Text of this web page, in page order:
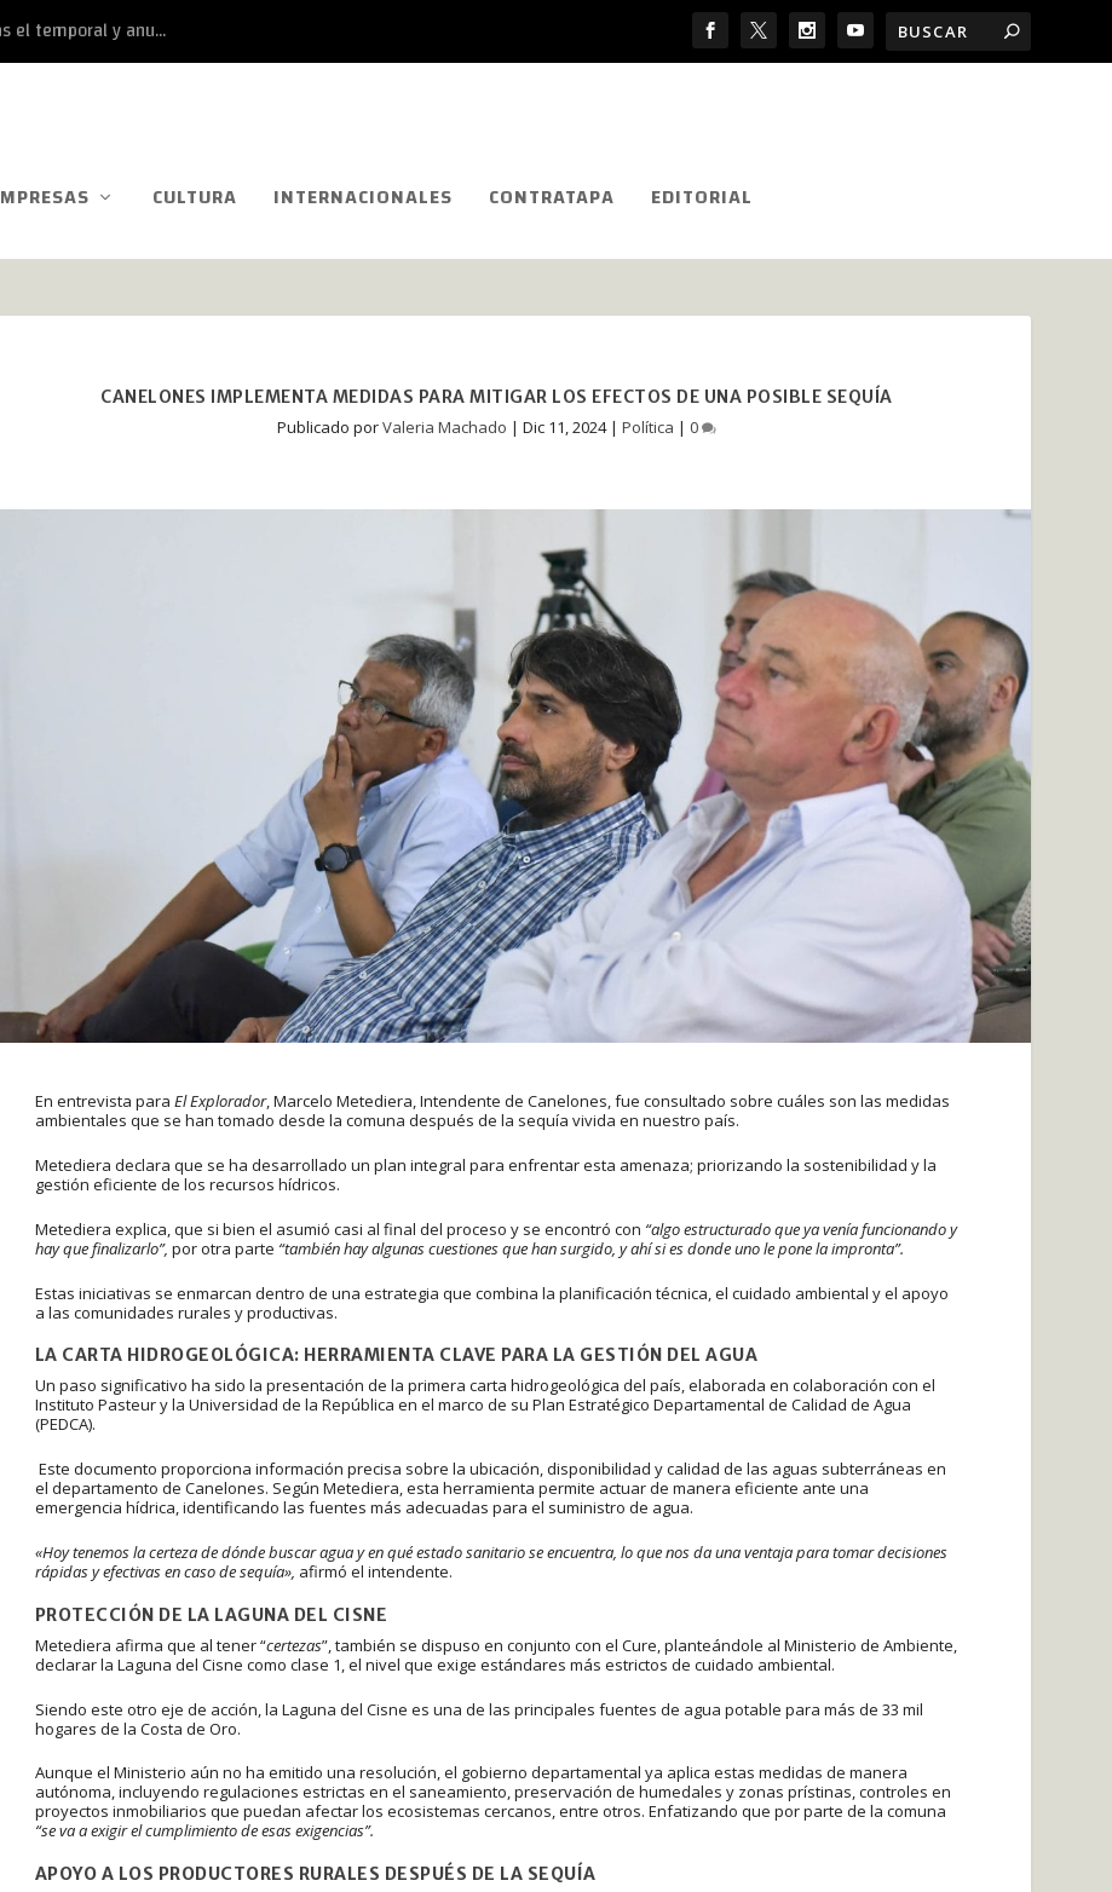
el temporal y anu...
CULTURA INTERNACIONALES CONTRATAPA EDITORIAL
CANELONES IMPLEMENTA MEDIDAS PARA MITIGAR LOS EFECTOS DE UNA POSIBLE SEQUÍA
Publicado porValeria Machado | Dic 11, 2024| Política | 0
En entrevista para El Explorador, Marcelo Metediera, Intendente de Canelones, fue consultado sobre cuáles son las medidas
ambientales que se han tomado desde la comuna después de la sequía vivida en nuestro país.
Metediera declara que se ha desarrollado un plan integral para enfrentar esta amenaza; priorizando la sostenibilidad y la
gestión eficiente de los recursos hídricos.
Metediera explica, que si bien el asumió casi al final del proceso y se encontró con “algo estructurado que ya venía funcionando y
hay que finalizarlo”, por otra parte “también hay algunas cuestiones que han surgido, y ahí si es donde uno le pone la impronta”.
Estas iniciativas se enmarcan dentro de una estrategia que combina la planificación técnica, el cuidado ambiental y el apoyo
a las comunidades rurales y productivas.
LA CARTA HIDROGEOLÓGICA: HERRAMIENTA CLAVE PARA LA GESTIÓN DEL AGUA
Un paso significativo ha sido la presentación de la primera carta hidrogeológica del país, elaborada en colaboración con el
Instituto Pasteur y la Universidad de la República en el marco de su Plan Estratégico Departamental de Calidad de Agua
(PEDCA).
Este documento proporciona información precisa sobre la ubicación, disponibilidad y calidad de las aguas subterráneas en
el departamento de Canelones. Según Metediera, esta herramienta permite actuar de manera eficiente ante una
emergencia hídrica, identificando las fuentes más adecuadas para el suministro de agua.
«Hoy tenemos la certeza de dónde buscar agua y en qué estado sanitario se encuentra, lo que nos da una ventaja para tomar decisiones
rápidas y efectivas en caso de sequía», afirmó el intendente.
PROTECCIÓN DE LA LAGUNA DEL CISNE
Metediera afirma que al tener “certezas”, también se dispuso en conjunto con el Cure, planteándole al Ministerio de Ambiente,
declarar la Laguna del Cisne como clase 1, el nivel que exige estándares más estrictos de cuidado ambiental.
Siendo este otro eje de acción, la Laguna del Cisne es una de las principales fuentes de agua potable para más de 33 mil
hogares de la Costa de Oro.
Aunque el Ministerio aún no ha emitido una resolución, el gobierno departamental ya aplica estas medidas de manera
autónoma, incluyendo regulaciones estrictas en el saneamiento, preservación de humedales y zonas prístinas, controles en
proyectos inmobiliarios que puedan afectar los ecosistemas cercanos, entre otros. Enfatizando que por parte de la comuna
“se va a exigir el cumplimiento de esas exigencias”.
APOYO A LOS PRODUCTORES RURALES DESPUÉS DE LA SEQUÍA